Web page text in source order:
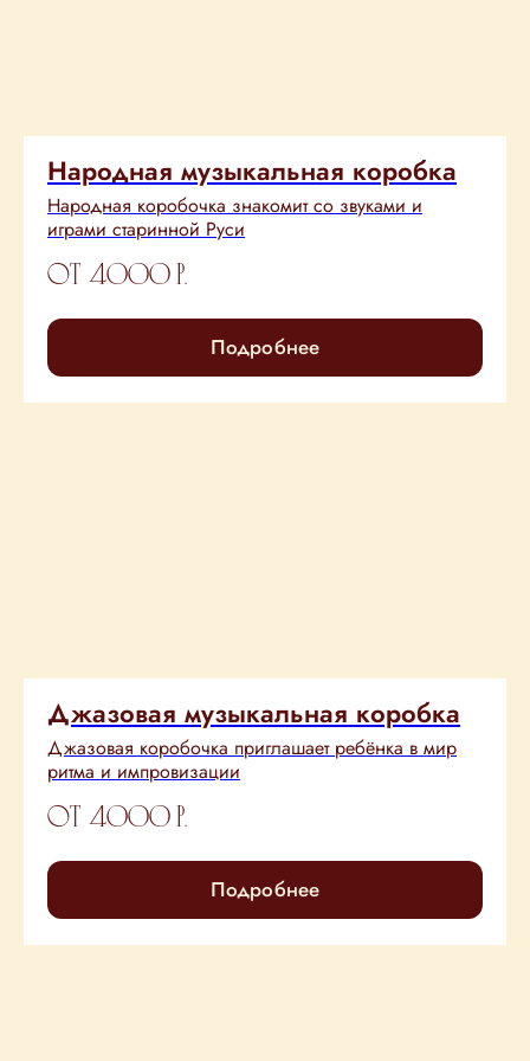
Народная музыкальная коробка
Народная коробочка знакомит со звуками и
играми старинной Руси
от 4000р.
Подробнее
Джазовая музыкальная коробка
Джазовая коробочка приглашает ребёнка в мир
ритма и импровизации
от 4000р.
Подробнее